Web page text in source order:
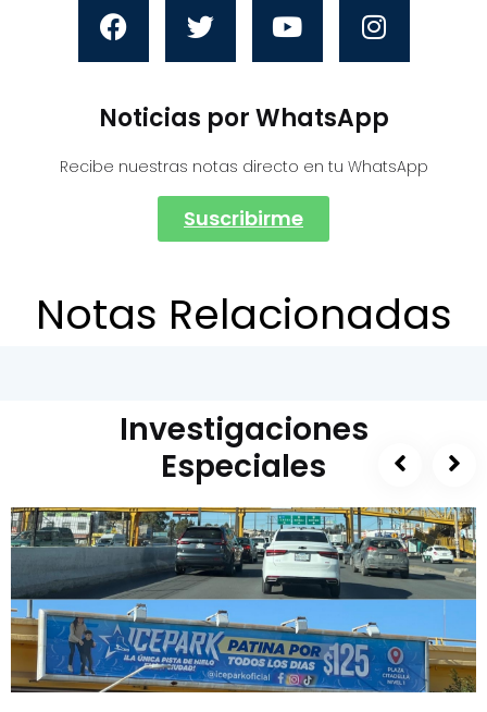
Noticias por WhatsApp
Recibe nuestras notas directo en tu WhatsApp
Suscribirme
Notas Relacionadas
Investigaciones
Especiales